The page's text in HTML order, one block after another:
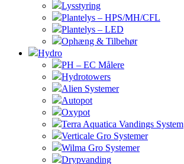
Lysstyring
Plantelys – HPS/MH/CFL
Plantelys – LED
Ophæng & Tilbehør
Hydro
PH – EC Målere
Hydrotowers
Alien Systemer
Autopot
Oxypot
Terra Aquatica Vandings System
Verticale Gro Systemer
Wilma Gro Systemer
Drypvanding